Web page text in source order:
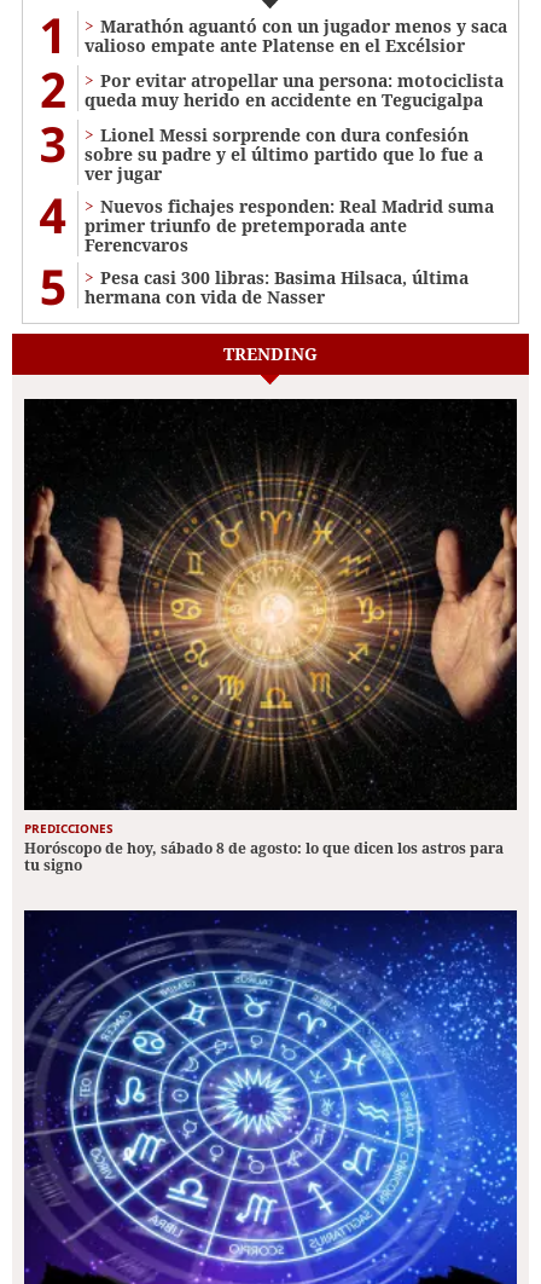
1
Marathón aguantó con un jugador menos y saca
valioso empate ante Platense en el Excélsior
2
Por evitar atropellar una persona: motociclista
queda muy herido en accidente en Tegucigalpa
3
Lionel Messi sorprende con dura confesión
sobre su padre y el último partido que lo fue a
ver jugar
4
Nuevos fichajes responden: Real Madrid suma
primer triunfo de pretemporada ante
Ferencvaros
5
Pesa casi 300 libras: Basima Hilsaca, última
hermana con vida de Nasser
TRENDING
PREDICCIONES
Horóscopo de hoy, sábado 8 de agosto: lo que dicen los astros para
tu signo